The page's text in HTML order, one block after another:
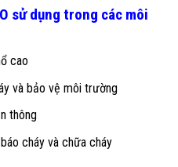
sử dụng trong các môi
cao
và bảo vệ môi trường
thông
cháy và chữa cháy